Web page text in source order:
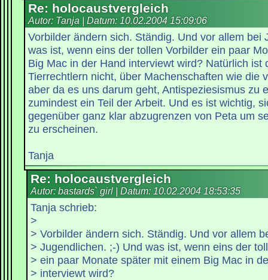
Re: holocaustvergleich
Autor: Tanja | Datum: 10.02.2004 15:09:06
Vorbilder ändern sich. Ständig. Und vor allem bei
was ist, wenn eins der tollen Vorbilder ein paar
Big Mac in der Hand interviewt wird? Natürlich ist
Tierrechtlern nicht, über Machenschaften wie die
aber da es uns darum geht, Antispeziesismus zu
zumindest ein Teil der Arbeit. Und es ist wichtig,
gegenüber ganz klar abzugrenzen von Peta um
zu erscheinen.
Tanja
Re: holocaustvergleich
Autor: bastards` girl | Datum: 10.02.2004 18:53:35
Tanja schrieb:
>
> Vorbilder ändern sich. Ständig. Und vor allem
> Jugendlichen. ;-) Und was ist, wenn eins der
> ein paar Monate später mit einem Big Mac in
> interviewt wird?